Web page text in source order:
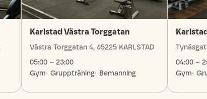
Karlstad Västra Torggatan
Västra Torggatan 4, 65225 KARLSTAD
05:00 – 23:00
Gym Gruppträning Bemanning
04:00 –
Gym